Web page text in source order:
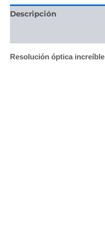
Descripción
Resolución óptica increíble